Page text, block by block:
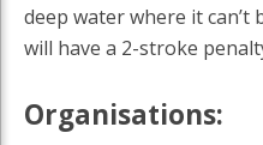
deep water where it
will have a 2-stroke
Organisations: